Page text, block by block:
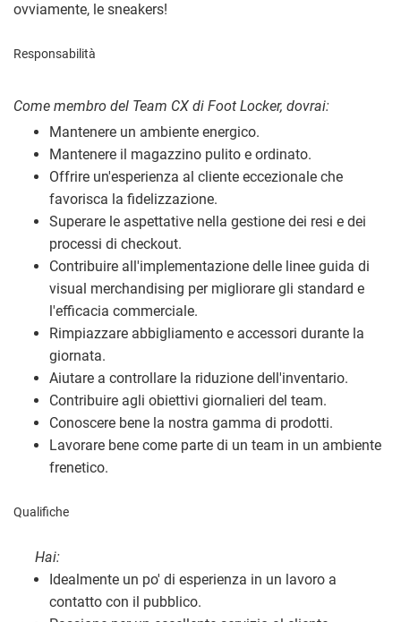
ovviamente, le sneakers!
Responsabilità
Come membro del Team CX di Foot Locker, dovrai:
Mantenere un ambiente energico.
Mantenere il magazzino pulito e ordinato.
Offrire un'esperienza al cliente eccezionale che
favorisca la fidelizzazione.
Superare le aspettative nella gestione dei resi e dei
processi di checkout.
Contribuire all'implementazione delle linee guida di
visual merchandising per migliorare gli standard e
l'efficacia commerciale.
Rimpiazzare abbigliamento e accessori durante la
giornata.
Aiutare a controllare la riduzione dell'inventario.
Contribuire agli obiettivi giornalieri del team.
Conoscere bene la nostra gamma di prodotti.
Lavorare bene come parte di un team in un ambiente
frenetico.
Qualifiche
Hai:
Idealmente un po' di esperienza in un lavoro a
contatto con il pubblico.